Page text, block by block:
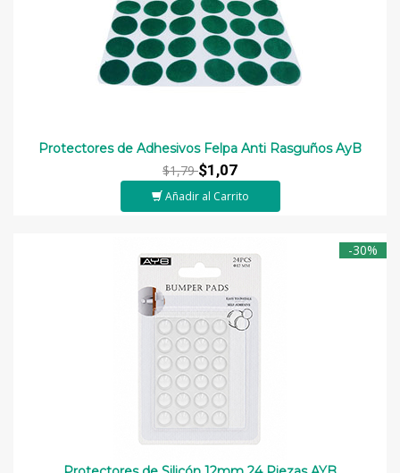
Protectores de Adhesivos Felpa Anti Rasguños AyB
$1,79$1,07
Añadir al Carrito
-30%